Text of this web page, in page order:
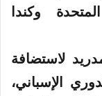
وكندا
لاستضافة
الإسباني،